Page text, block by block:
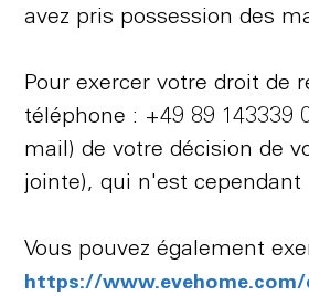
avez pris possession des
Pour exercer votre droit de
téléphone : +49 89 143339
mail) de votre décision de
jointe), qui n'est cependant
Vous pouvez également
https://